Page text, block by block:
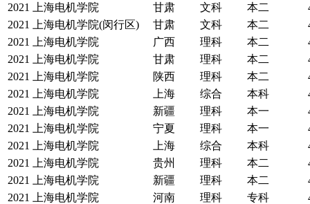
2021
上海电机学院 甘肃 文科 本二
2021
上海电机学院(闵行区) 甘肃 文科 本二
2021
上海电机学院 广西 理科 本二
2021
上海电机学院 甘肃 理科 本二
2021
上海电机学院 陕西 理科 本二
2021
上海电机学院 上海 综合 本科
2021
上海电机学院 新疆 理科 本一
2021
上海电机学院 宁夏 理科 本一
2021
上海电机学院 上海 综合 本科
2021
上海电机学院 贵州 理科 本二
2021
上海电机学院 新疆 理科 本二
2021
上海电机学院 河南 理科 专科